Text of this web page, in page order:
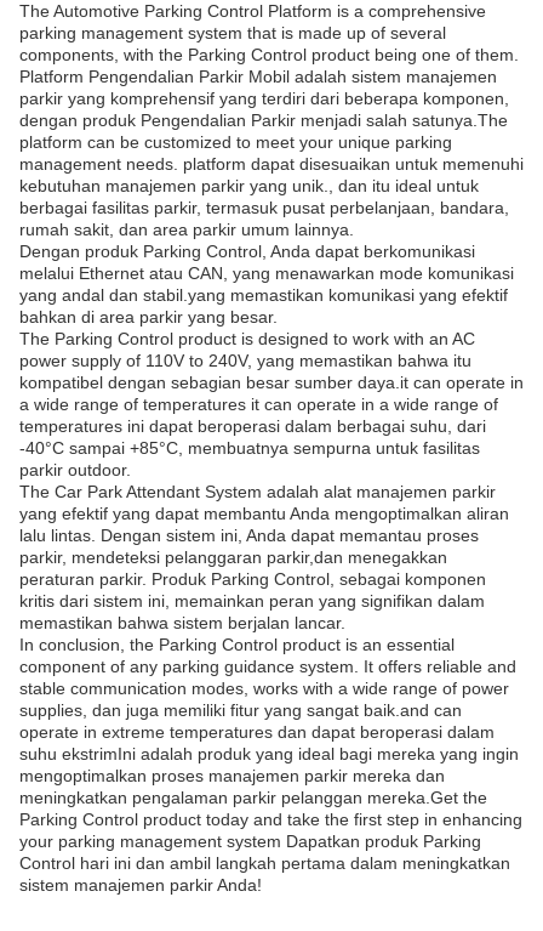
The Automotive Parking Control Platform is a comprehensive
parking management system that is made up of several
components, with the Parking Control product being one of them.
Platform Pengendalian Parkir Mobil adalah sistem manajemen
parkir yang komprehensif yang terdiri dari beberapa komponen,
dengan produk Pengendalian Parkir menjadi salah satunya.The
platform can be customized to meet your unique parking
management needs. platform dapat disesuaikan untuk memenuhi
kebutuhan manajemen parkir yang unik., dan itu ideal untuk
berbagai fasilitas parkir, termasuk pusat perbelanjaan, bandara,
rumah sakit, dan area parkir umum lainnya.
Dengan produk Parking Control, Anda dapat berkomunikasi
melalui Ethernet atau CAN, yang menawarkan mode komunikasi
yang andal dan stabil.yang memastikan komunikasi yang efektif
bahkan di area parkir yang besar.
The Parking Control product is designed to work with an AC
power supply of 110V to 240V, yang memastikan bahwa itu
kompatibel dengan sebagian besar sumber daya.it can operate in
a wide range of temperatures it can operate in a wide range of
temperatures ini dapat beroperasi dalam berbagai suhu, dari
-40°C sampai +85°C, membuatnya sempurna untuk fasilitas
parkir outdoor.
The Car Park Attendant System adalah alat manajemen parkir
yang efektif yang dapat membantu Anda mengoptimalkan aliran
lalu lintas. Dengan sistem ini, Anda dapat memantau proses
parkir, mendeteksi pelanggaran parkir,dan menegakkan
peraturan parkir. Produk Parking Control, sebagai komponen
kritis dari sistem ini, memainkan peran yang signifikan dalam
memastikan bahwa sistem berjalan lancar.
In conclusion, the Parking Control product is an essential
component of any parking guidance system. It offers reliable and
stable communication modes, works with a wide range of power
supplies, dan juga memiliki fitur yang sangat baik.and can
operate in extreme temperatures dan dapat beroperasi dalam
suhu ekstrimIni adalah produk yang ideal bagi mereka yang ingin
mengoptimalkan proses manajemen parkir mereka dan
meningkatkan pengalaman parkir pelanggan mereka.Get the
Parking Control product today and take the first step in enhancing
your parking management system Dapatkan produk Parking
Control hari ini dan ambil langkah pertama dalam meningkatkan
sistem manajemen parkir Anda!